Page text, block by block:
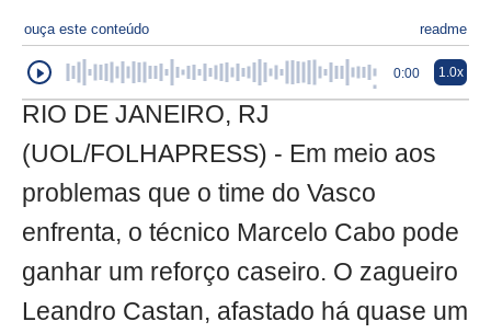
ouça este conteúdo readme
0:00 1.0x
RIO DE JANEIRO, RJ
(UOL/FOLHAPRESS) - Em meio aos
problemas que o time do Vasco
enfrenta, o técnico Marcelo Cabo pode
ganhar um reforço caseiro. O zagueiro
Leandro Castan, afastado há quase um